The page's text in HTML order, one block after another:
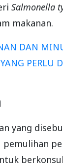
Salmonella
makanan.
DAN
PERLU
yang